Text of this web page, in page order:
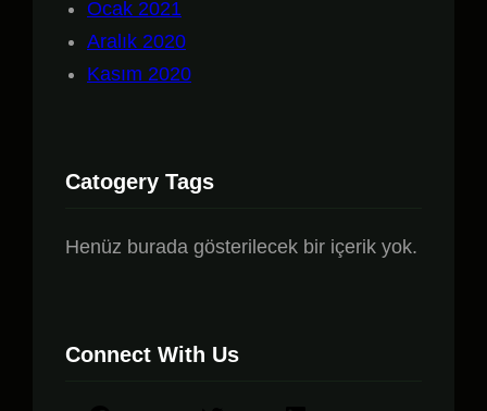
Ocak 2021
Aralık 2020
Kasım 2020
Catogery Tags
Henüz burada gösterilecek bir içerik yok.
Connect With Us